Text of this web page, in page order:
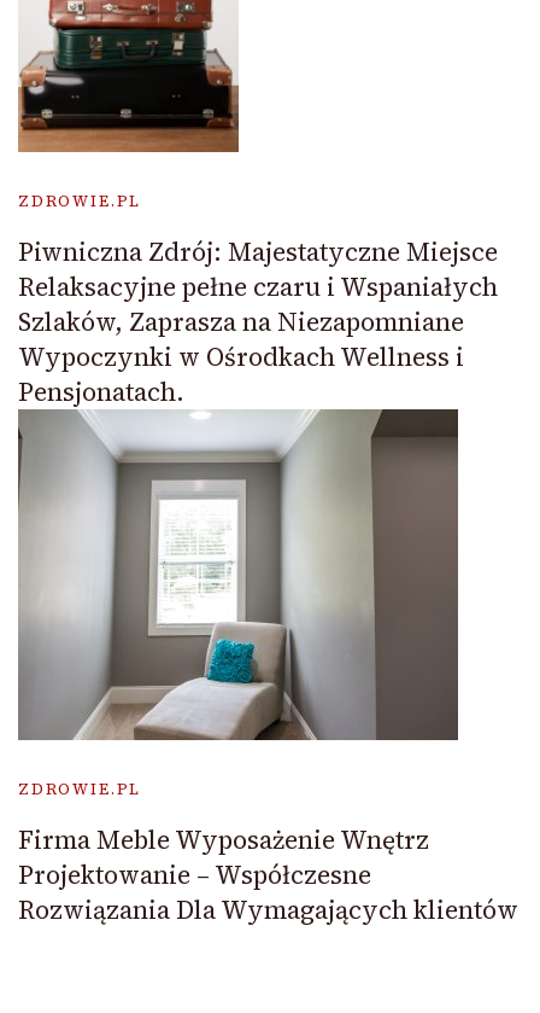
ZDROWIE.PL
Piwniczna Zdrój: Majestatyczne Miejsce
Relaksacyjne pełne czaru i Wspaniałych
Szlaków, Zaprasza na Niezapomniane
Wypoczynki w Ośrodkach Wellness i
Pensjonatach.
ZDROWIE.PL
Firma Meble Wyposażenie Wnętrz
Projektowanie – Współczesne
Rozwiązania Dla Wymagających klientów